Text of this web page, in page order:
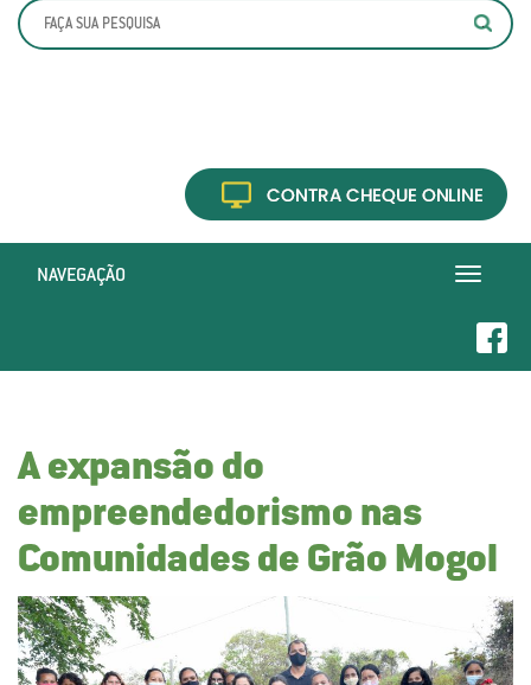
Toggle
NAVEGAÇÃO
A expansão do
empreendedorismo nas
Comunidades de Grão Mogol